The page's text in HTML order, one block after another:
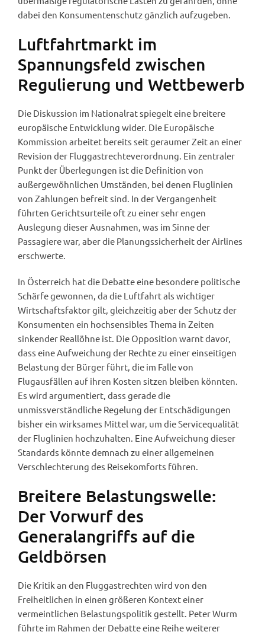
dabei den Konsumentenschutz gänzlich aufzugeben.
Luftfahrtmarkt im
Spannungsfeld zwischen
Regulierung und Wettbewerb
Die Diskussion im Nationalrat spiegelt eine breitere
europäische Entwicklung wider. Die Europäische
Kommission arbeitet bereits seit geraumer Zeit an einer
Revision der Fluggastrechteverordnung. Ein zentraler
Punkt der Überlegungen ist die Definition von
außergewöhnlichen Umständen, bei denen Fluglinien
von Zahlungen befreit sind. In der Vergangenheit
führten Gerichtsurteile oft zu einer sehr engen
Auslegung dieser Ausnahmen, was im Sinne der
Passagiere war, aber die Planungssicherheit der Airlines
erschwerte.
In Österreich hat die Debatte eine besondere politische
Schärfe gewonnen, da die Luftfahrt als wichtiger
Wirtschaftsfaktor gilt, gleichzeitig aber der Schutz der
Konsumenten ein hochsensibles Thema in Zeiten
sinkender Reallöhne ist. Die Opposition warnt davor,
dass eine Aufweichung der Rechte zu einer einseitigen
Belastung der Bürger führt, die im Falle von
Flugausfällen auf ihren Kosten sitzen bleiben könnten.
Es wird argumentiert, dass gerade die
unmissverständliche Regelung der Entschädigungen
bisher ein wirksames Mittel war, um die Servicequalität
der Fluglinien hochzuhalten. Eine Aufweichung dieser
Standards könnte demnach zu einer allgemeinen
Verschlechterung des Reisekomforts führen.
Breitere Belastungswelle:
Der Vorwurf des
Generalangriffs auf die
Geldbörsen
Die Kritik an den Fluggastrechten wird von den
Freiheitlichen in einen größeren Kontext einer
vermeintlichen Belastungspolitik gestellt. Peter Wurm
führte im Rahmen der Debatte eine Reihe weiterer